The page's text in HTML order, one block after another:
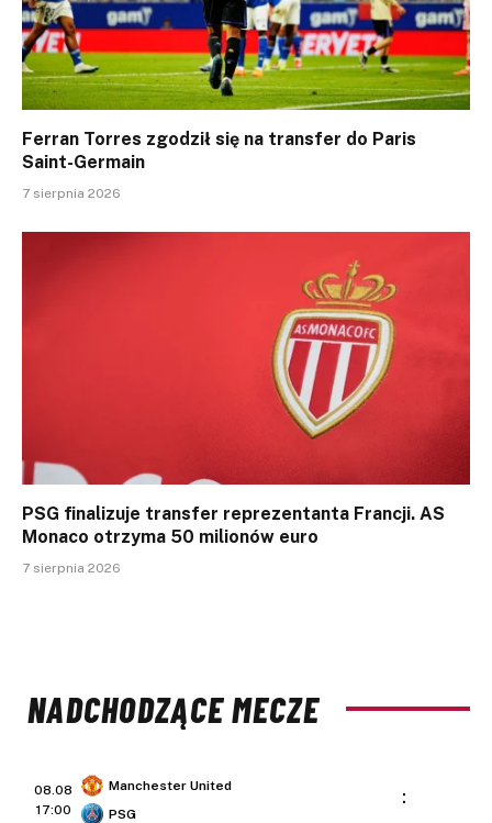
Ferran Torres zgodził się na transfer do Paris
Saint-Germain
7 sierpnia 2026
PSG finalizuje transfer reprezentanta Francji. AS
Monaco otrzyma 50 milionów euro
7 sierpnia 2026
NADCHODZĄCE MECZE
08.08
17:00
Manchester United
PSG
: